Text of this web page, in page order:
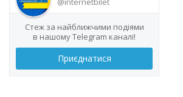
Стеж за найближчими подіями
в нашому Telegram каналі!
Приєднатися